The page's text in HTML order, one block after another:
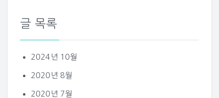
글 목록
2024년 10월
2020년 8월
2020년 7월